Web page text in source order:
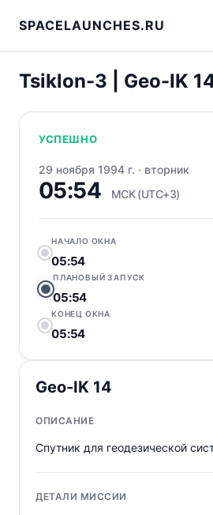
SPACELAUNCHES.RU
Tsiklon-3 | Geo-IK
УСПЕШНО
29 ноября 1994 г. · вторник
05:54 МСК (UTC+3)
НАЧАЛО ОКНА
05:54
ПЛАНОВЫЙ ЗАПУСК
05:54
КОНЕЦ ОКНА
05:54
Geo-IK 14
ОПИСАНИЕ
Спутник для геодезической
ДЕТАЛИ МИССИИ